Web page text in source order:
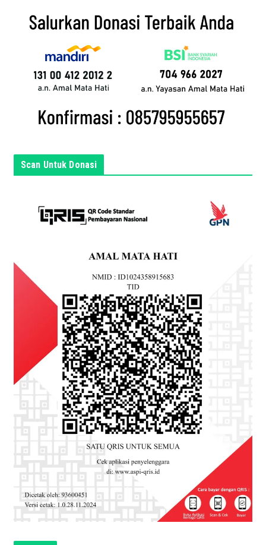
n
Scan Untuk Donasi